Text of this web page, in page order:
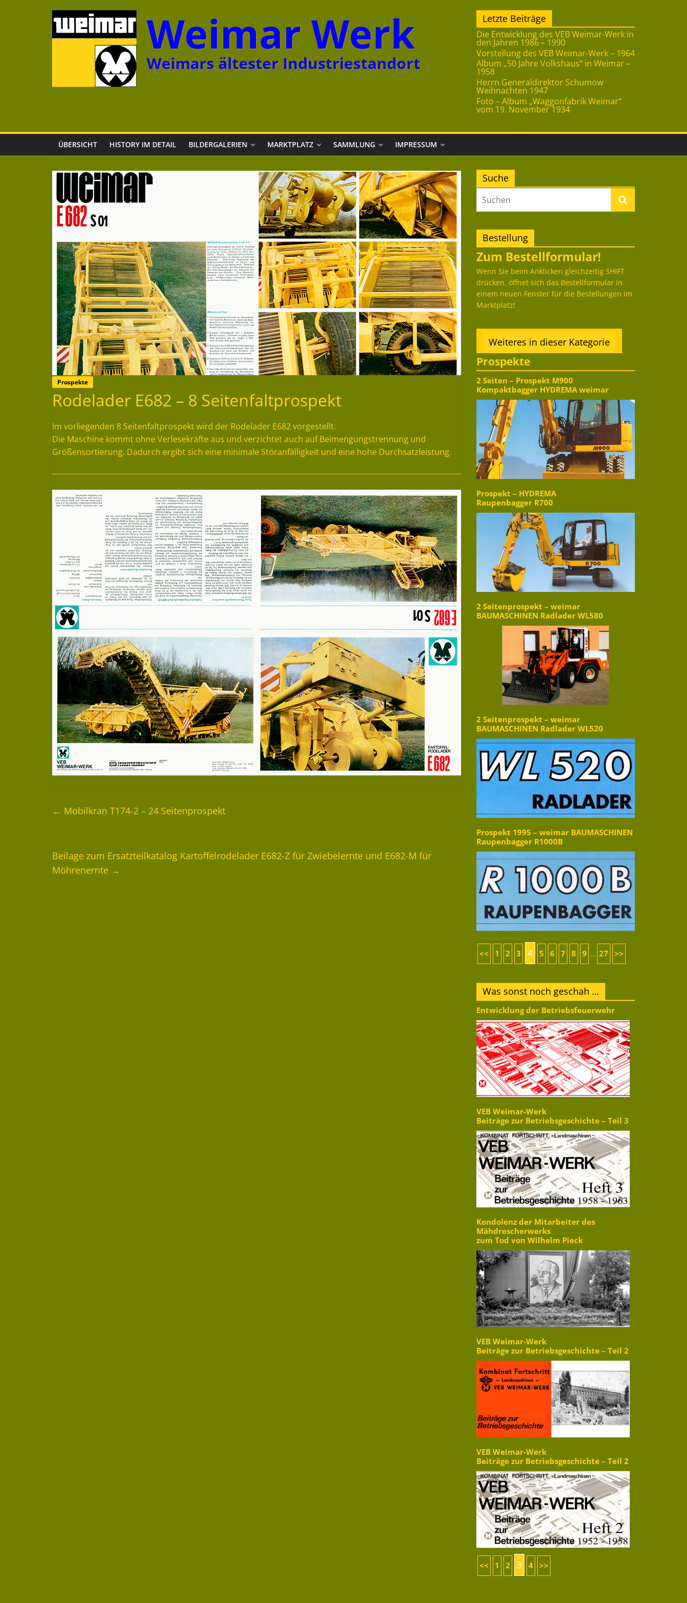
Weimar Werk
Weimars ältester Industriestandort
Letzte Beiträge
Die Entwicklung des VEB Weimar-Werk in
den Jahren 1986 – 1990
Vorstellung des VEB Weimar-Werk – 1964
Album „50 Jahre Volkshaus“ in Weimar –
1958
Herrn Generaldirektor Schumow
Weihnachten 1947
Foto – Album „Waggonfabrik Weimar“
vom 19. November 1934
ÜBERSICHT HISTORY IM DETAIL BILDERGALERIEN MARKTPLATZ SAMMLUNG IMPRESSUM
Prospekte
Rodelader E682 – 8 Seitenfaltprospekt
Im vorliegenden 8 Seitenfaltprospekt wird der Rodelader E682 vorgestellt.
Die Maschine kommt ohne Verlesekräfte aus und verzichtet auch auf Beimengungstrennung und
Größensortierung. Dadurch ergibt sich eine minimale Störanfälligkeit und eine hohe Durchsatzleistung.
← Mobilkran T174-2 – 24 Seitenprospekt
Beilage zum Ersatzteilkatalog Kartoffelrodelader E682-Z für Zwiebelernte und E682-M für
Möhrenernte →
Suche
Bestellung
Zum Bestellformular!
Wenn Sie beim Anklicken gleichzeitig SHIFT
drücken, öffnet sich das Bestellformular in
einem neuen Fenster für die Bestellungen im
Marktplatz!
Weiteres in dieser Kategorie
Prospekte
2 Seiten – Prospekt M900
Kompaktbagger HYDREMA weimar
Prospekt – HYDREMA
Raupenbagger R700
2 Seitenprospekt – weimar
BAUMASCHINEN Radlader WL580
2 Seitenprospekt – weimar
BAUMASCHINEN Radlader WL520
Prospekt 1995 – weimar BAUMASCHINEN
Raupenbagger R1000B
<< 1 2 3 4 5 6 7 8 9 ... 27 >>
Was sonst noch geschah …
Entwicklung der Betriebsfeuerwehr
VEB Weimar-Werk
Beiträge zur Betriebsgeschichte – Teil 3
Kondolenz der Mitarbeiter des
Mähdrescherwerks
zum Tod von Wilhelm Pieck
VEB Weimar-Werk
Beiträge zur Betriebsgeschichte – Teil 2
VEB Weimar-Werk
Beiträge zur Betriebsgeschichte – Teil 2
<< 1 2 3 4 >>